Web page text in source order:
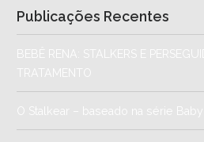
Publicações Recentes
BEBÊ RENA: STALKERS E
TRATAMENTO
O Stalkear – baseado na série Baby